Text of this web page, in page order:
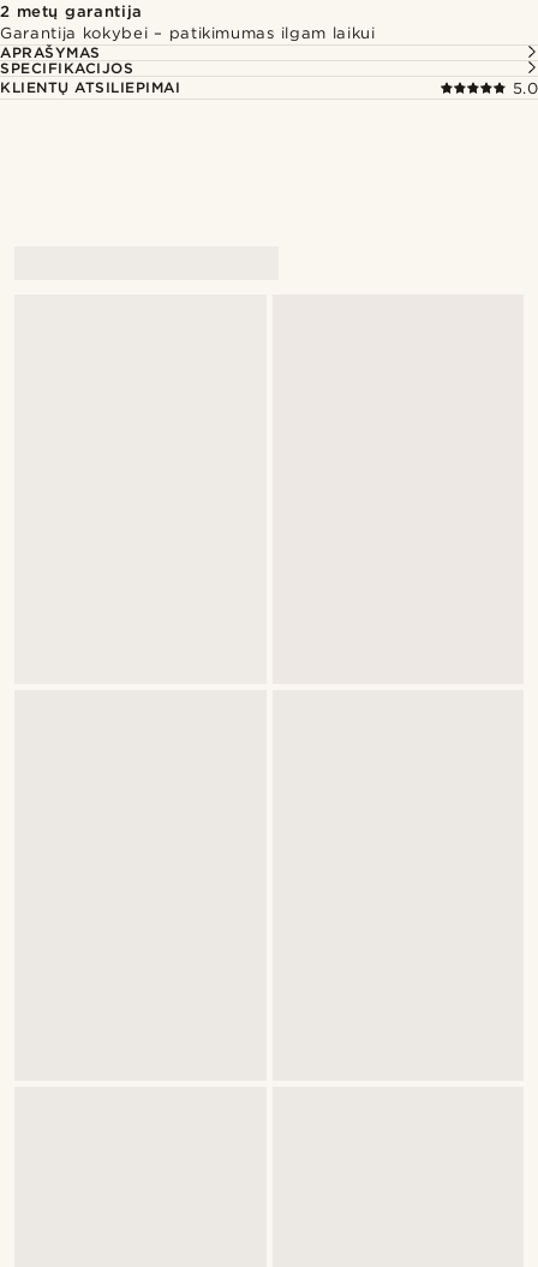
2 metų garantija
Garantija kokybei – patikimumas ilgam laikui
APRAŠYMAS
SPECIFIKACIJOS
KLIENTŲ ATSILIEPIMAI
5.0